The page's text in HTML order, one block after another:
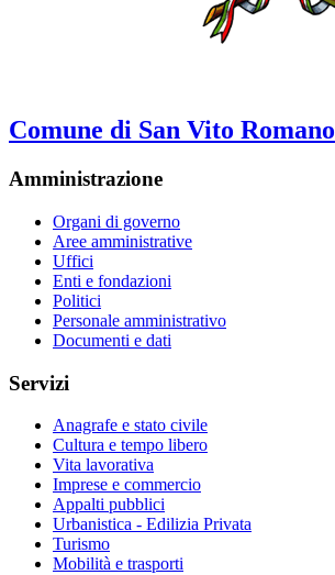
Comune di San Vito Romano
Amministrazione
Organi di governo
Aree amministrative
Uffici
Enti e fondazioni
Politici
Personale amministrativo
Documenti e dati
Servizi
Anagrafe e stato civile
Cultura e tempo libero
Vita lavorativa
Imprese e commercio
Appalti pubblici
Urbanistica - Edilizia Privata
Turismo
Mobilità e trasporti